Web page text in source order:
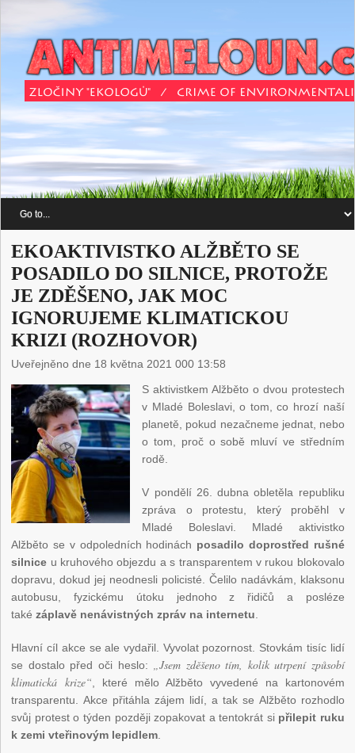
EKOAKTIVISTKO ALŽBĚTO SE
POSADILO DO SILNICE, PROTOŽE
JE ZDĚŠENO, JAK MOC
IGNORUJEME KLIMATICKOU
KRIZI (ROZHOVOR)
Uveřejněno dne 18 května 2021 000 13:58
S aktivistkem Alžběto o dvou protestech
v Mladé Boleslavi, o tom, co hrozí naší
planetě, pokud nezačneme jednat, nebo
o tom, proč o sobě mluví ve středním
rodě.
V pondělí 26. dubna obletěla republiku
zpráva o protestu, který proběhl v
Mladé Boleslavi. Mladé aktivistko
Alžběto se v odpoledních hodinách posadilo doprostřed rušné
silnice u kruhového objezdu a s transparentem v rukou blokovalo
dopravu, dokud jej neodnesli policisté. Čelilo nadávkám, klaksonu
autobusu, fyzickému útoku jednoho z řidičů a posléze
takézáplavě nenávistných zpráv na internetu.
Hlavní cíl akce se ale vydařil. Vyvolat pozornost. Stovkám tisíc lidí
se dostalo před oči heslo: „Jsem zděšeno tím, kolik utrpení způsobí
klimatická krize“, které mělo Alžběto vyvedené na kartonovém
transparentu. Akce přitáhla zájem lidí, a tak se Alžběto rozhodlo
svůj protest o týden později zopakovat a tentokrát si přilepit ruku
k zemi vteřinovým lepidlem.